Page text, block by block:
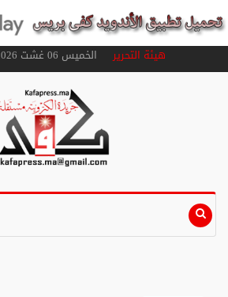
هيئة التحريرالخميس 06 غشت 2026 العدد : 5490